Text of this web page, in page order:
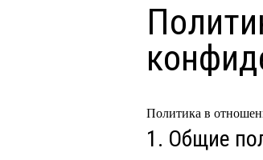
Политика в
1. Общие